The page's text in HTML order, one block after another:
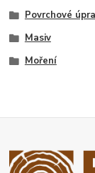
Povrchové
Masiv
Moření